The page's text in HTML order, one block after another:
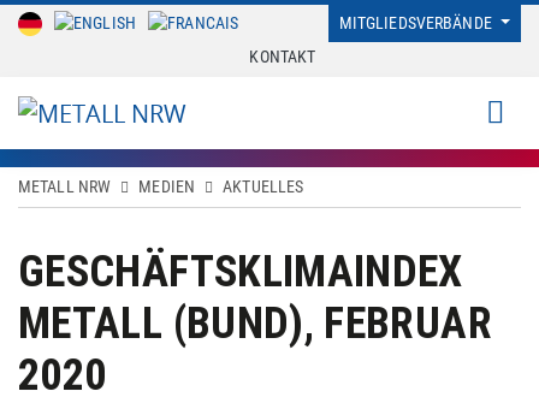
MITGLIEDSVERBÄNDE
KONTAKT
METALL NRW MEDIEN AKTUELLES
GESCHÄFTSKLIMAINDEX
METALL (BUND), FEBRUAR
2020